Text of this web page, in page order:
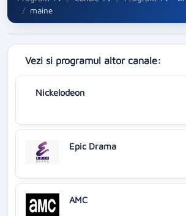
maine
Vezi si programul altor canale:
Nickelodeon
Epic Drama
AMC